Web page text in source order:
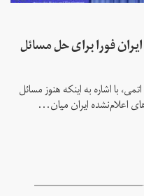
فورا برای حل مسائل
با اشاره به اینکه هنوز مسائل
اعلام‌نشده ایران میان...